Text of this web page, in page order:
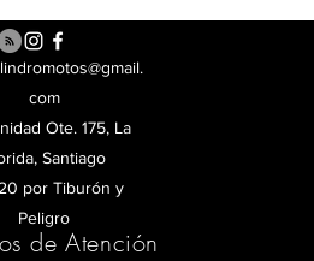
com
Ote. 175, La
Santiago
por Tiburón y
Peligro
de Atención